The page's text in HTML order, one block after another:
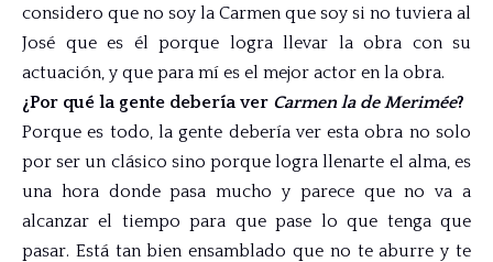
considero que no soy la Carmen que soy si no tuviera al
José que es él porque logra llevar la obra con su
actuación, y que para mí es el mejor actor en la obra.
¿Por qué la gente debería ver Carmen la de Merimée?
Porque es todo, la gente debería ver esta obra no solo
por ser un clásico sino porque logra llenarte el alma, es
una hora donde pasa mucho y parece que no va a
alcanzar el tiempo para que pase lo que tenga que
pasar. Está tan bien ensamblado que no te aburre y te